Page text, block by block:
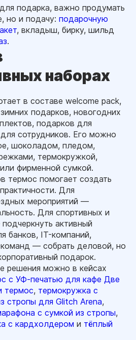
подарка, важно продумать
но и подачу: подарочную
, вкладыш, бирку, шильд
.
наборах
в составе welcome pack,
подарков, новогодних
подарков для
сотрудников. Его можно
шоколадом, пледом,
термокружкой,
фирменной сумкой.
термос помогает создать
Для
мероприятий —
Для спортивных и
активный
банков, IT-компаний,
— собрать деловой, но
подарок.
решения можно в кейсах
с УФ-печатью для кафе Две
термос, термокружка с
стропы для Glitch Arena,
с сумкой из стропы,
с кардхолдером и тёплый